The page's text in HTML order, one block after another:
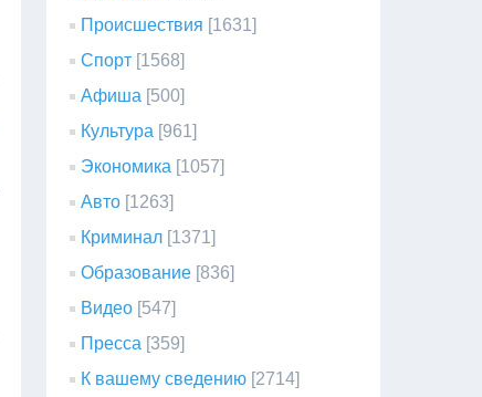
Происшествия [1631]
Спорт [1568]
Афиша [500]
Культура [961]
Экономика [1057]
Авто [1263]
Криминал [1371]
Образование [836]
Видео [547]
Пресса [359]
К вашему сведению [2714]